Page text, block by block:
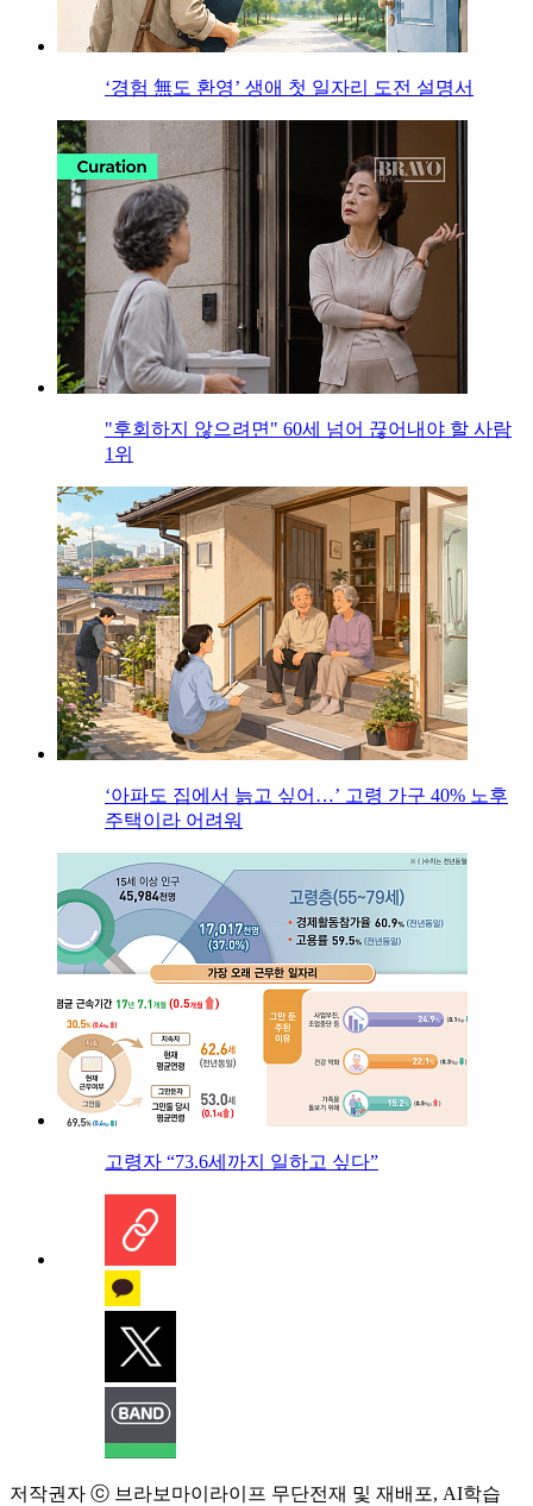
‘경험 無도 환영’ 생애 첫 일자리 도전 설명서
"후회하지 않으려면" 60세 넘어 끊어내야 할 사람
1위
‘아파도 집에서 늙고 싶어…’ 고령 가구 40% 노후
주택이라 어려워
고령자 “73.6세까지 일하고 싶다”
저작권자 ⓒ 브라보마이라이프 무단전재 및 재배포, AI학습